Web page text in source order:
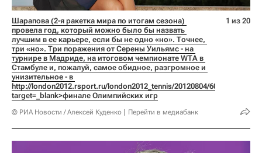
Шарапова (2-я ракетка мира по итогам сезона)
провела год, который можно было бы назвать
лучшим в ее карьере, если бы не одно «но». Точнее,
три «но». Три поражения от Серены Уильямс - на
турнире в Мадриде, на итоговом чемпионате WTA в
Стамбуле и, пожалуй, самое обидное, разгромное и
http://london2012.rsport.ru/london2012_tennis/20120804/
target=_blank>финале Олимпийских игр
© РИА Новости / Алексей Куденко Перейти в медиабанк
1 из 20